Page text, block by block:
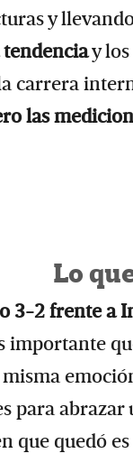
y
y los
carrera
las
Lo
3-2 frente a
importante
para
que quedó